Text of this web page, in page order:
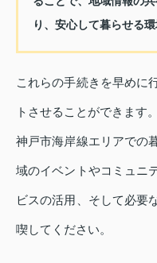
り、安心して暮らせる
これらの手続きを早めに
トさせることができます。
神戸市海岸線エリアでの
域のイベントやコミュニ
ビスの活用、そして必要
喫してください。